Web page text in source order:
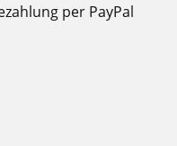
per PayPal